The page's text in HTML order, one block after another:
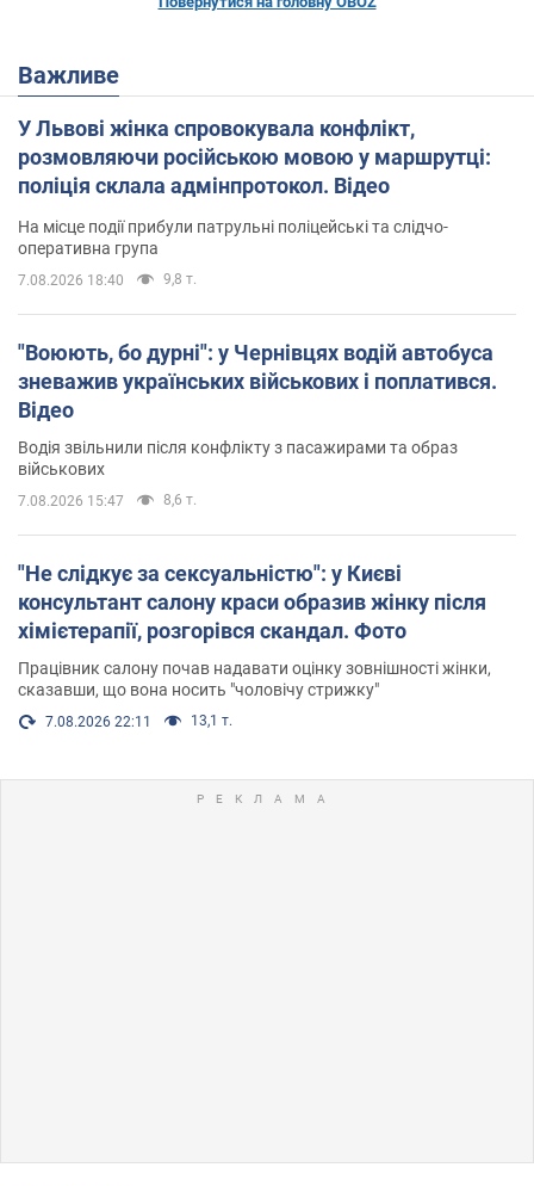
Важливе
У Львові жінка спровокувала конфлікт,
розмовляючи російською мовою у маршрутці:
поліція склала адмінпротокол. Відео
На місце події прибули патрульні поліцейські та слідчо-
оперативна група
7.08.2026 18:40 9,8 т.
"Воюють, бо дурні": у Чернівцях водій автобуса
зневажив українських військових і поплатився.
Відео
Водія звільнили після конфлікту з пасажирами та образ
військових
7.08.2026 15:47 8,6 т.
"Не слідкує за сексуальністю": у Києві
консультант салону краси образив жінку після
хімієтерапії, розгорівся скандал. Фото
Працівник салону почав надавати оцінку зовнішності жінки,
сказавши, що вона носить "чоловічу стрижку"
7.08.2026 22:11 13,1 т.